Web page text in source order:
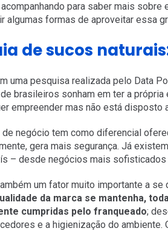
para saber mais
algumas formas de aproveitar essa
de sucos
uma pesquisa realizada pelo Data
brasileiros sonham em ter a
empreender mas não está disposto
negócio tem como diferencial
gera mais segurança. Já
– desde negócios mais
um fator muito importante a
da marca se mantenha,
cumpridas pelo franqueado;
e a higienização do